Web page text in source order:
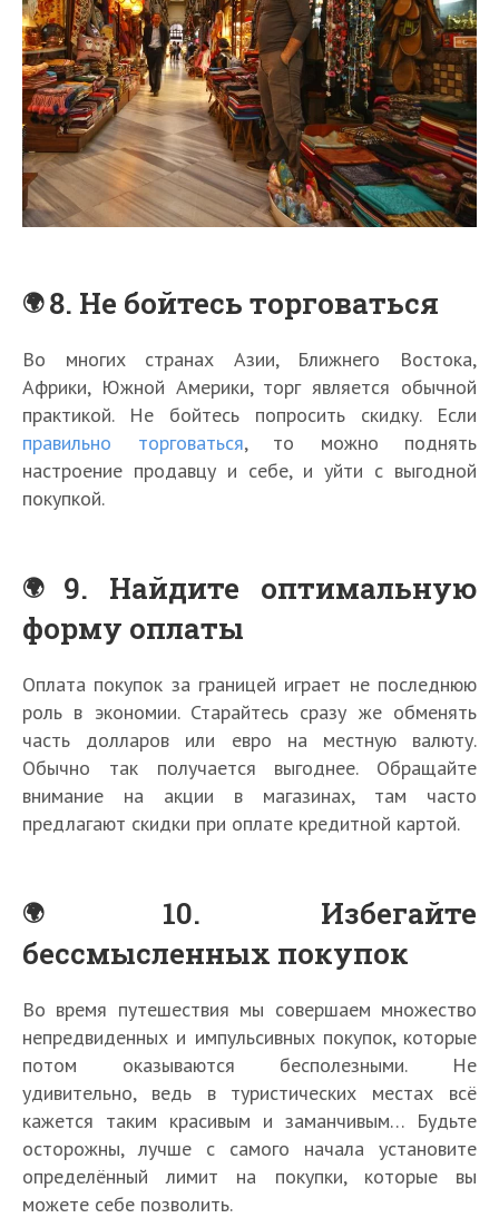
8. Не бойтесь торговаться
Во многих странах Азии, Ближнего Востока,
Африки, Южной Америки, торг является обычной
практикой. Не бойтесь попросить скидку. Если
правильно торговаться, то можно поднять
настроение продавцу и себе, и уйти с выгодной
покупкой.
9. Найдите оптимальную
форму оплаты
Оплата покупок за границей играет не последнюю
роль в экономии. Старайтесь сразу же обменять
часть долларов или евро на местную валюту.
Обычно так получается выгоднее. Обращайте
внимание на акции в магазинах, там часто
предлагают скидки при оплате кредитной картой.
10. Избегайте
бессмысленных покупок
Во время путешествия мы совершаем множество
непредвиденных и импульсивных покупок, которые
потом оказываются бесполезными. Не
удивительно, ведь в туристических местах всё
кажется таким красивым и заманчивым… Будьте
осторожны, лучше с самого начала установите
определённый лимит на покупки, которые вы
можете себе позволить.